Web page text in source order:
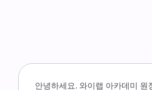
안녕하세요. 와이랩 아카데미 원